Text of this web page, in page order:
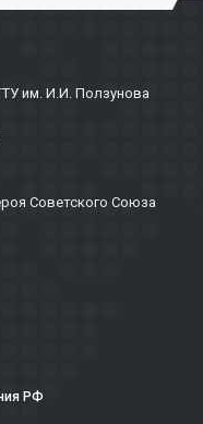
им. И.И. Ползунова
Советского Союза
РФ